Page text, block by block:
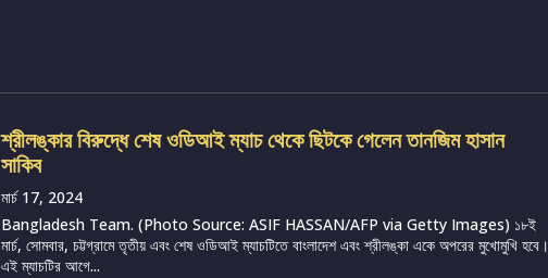
শ্রীলঙ্কার বিরুদ্ধে শেষ ওডিআই ম্যাচ থেকে ছিটকে গেলেন তানজিম হাসান
সাকিব
মার্চ 17, 2024
Bangladesh Team. (Photo Source: ASIF HASSAN/AFP via Getty Images) ১৮ই
মার্চ, সোমবার, চট্টগ্রামে তৃতীয় এবং শেষ ওডিআই ম্যাচটিতে বাংলাদেশ এবং শ্রীলঙ্কা একে অপরের মুখোমুখি হবে।
এই ম্যাচটির আগে...